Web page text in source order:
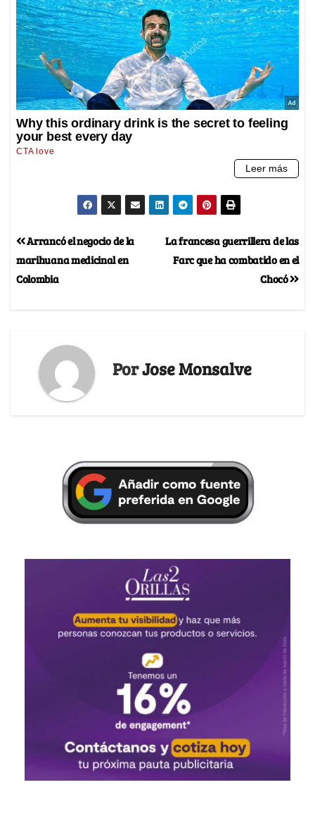
La francesa guerrillera de las
Farc que ha combatido en el
Chocó
Arrancó el negocio de la
marihuana medicinal en
Colombia
PorJose Monsalve